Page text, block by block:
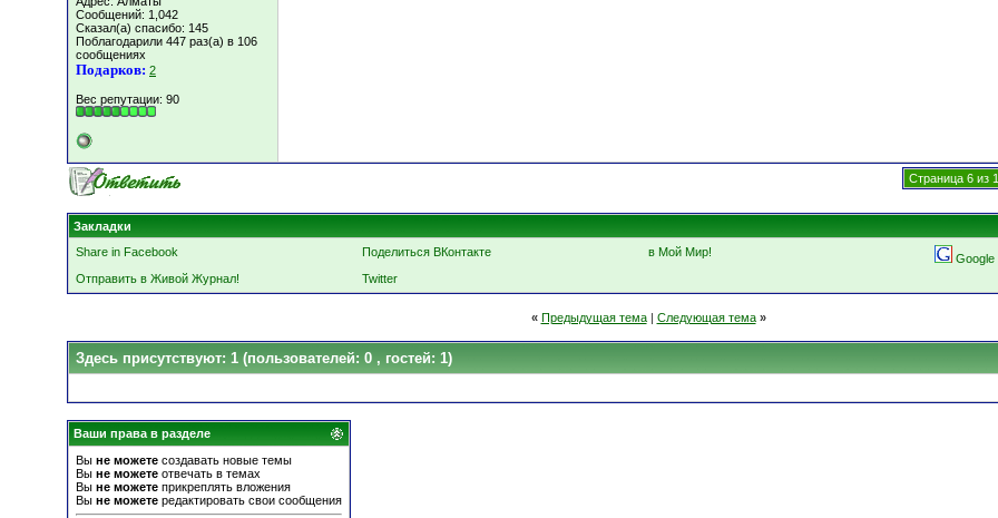
Сообщений: 1,042
Сказал(а) спасибо: 145
Поблагодарили 447 раз(а) в 106
сообщениях
Подарков: 2
Вес репутации: 90
Страница 6 из
Закладки
Share in Facebook
Поделиться ВКонтакте в Мой Мир!
Google
Отправить в Живой Журнал!
Twitter
« Предыдущая тема| Следующая тема »
Здесь присутствуют: 1 (пользователей: 0 , гостей: 1)
Ваши права в разделе
Вы не можете создавать новые темы
Вы не можете отвечать в темах
Вы не можете прикреплять вложения
Вы не можете редактировать свои сообщения